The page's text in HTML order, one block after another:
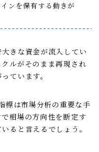
ンを保有する動きが
きな資金が流入してい
ルがそのまま再現され
ています。
標は市場分析の重要な手
相場の方向性を断定す
ると言えるでしょう。